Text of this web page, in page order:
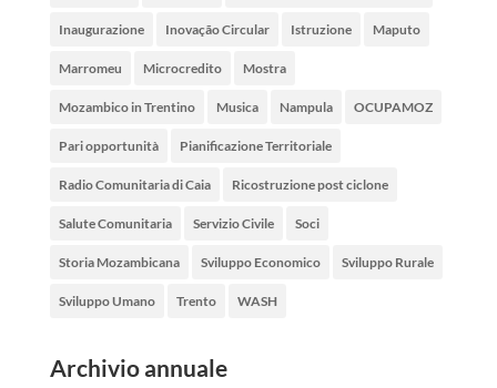
Inaugurazione Inovação Circular Istruzione Maputo
Marromeu Microcredito Mostra
Mozambico in Trentino Musica Nampula OCUPAMOZ
Pari opportunità Pianificazione Territoriale
Radio Comunitaria di Caia Ricostruzione post ciclone
Salute Comunitaria Servizio Civile Soci
Storia Mozambicana Sviluppo Economico Sviluppo Rurale
Sviluppo Umano Trento WASH
Archivio annuale